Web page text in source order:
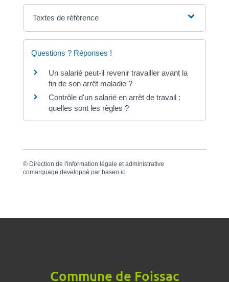
Textes de référence
Questions ? Réponses !
Un salarié peut-il revenir travailler avant la
fin de son arrêt maladie ?
Contrôle d'un salarié en arrêt de travail :
quelles sont les règles ?
© Direction de l'information légale et administrative
comarquage developpé par baseo.io
Commune de Foissac